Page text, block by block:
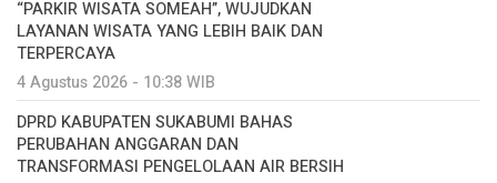
“PARKIR WISATA SOMEAH”, WUJUDKAN
LAYANAN WISATA YANG LEBIH BAIK DAN
TERPERCAYA
4 Agustus 2026 - 10:38 WIB
DPRD KABUPATEN SUKABUMI BAHAS
PERUBAHAN ANGGARAN DAN
TRANSFORMASI PENGELOLAAN AIR BERSIH